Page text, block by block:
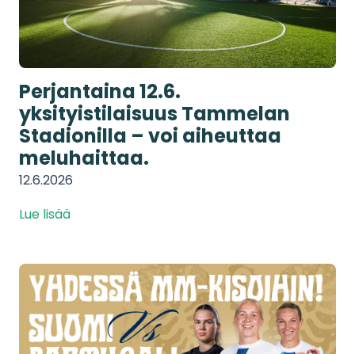
Perjantaina 12.6.
yksityistilaisuus Tammelan
Stadionilla – voi aiheuttaa
meluhaittaa.
12.6.2026
Lue lisää